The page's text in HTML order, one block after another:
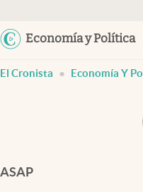
Economía y Política
El Cronista Economía Y
ASAP